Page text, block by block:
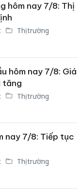
hôm nay 7/8: Thị
Thị trường
hôm nay 7/8: Giá
tăng
Thị trường
nay 7/8: Tiếp tục
Thị trường